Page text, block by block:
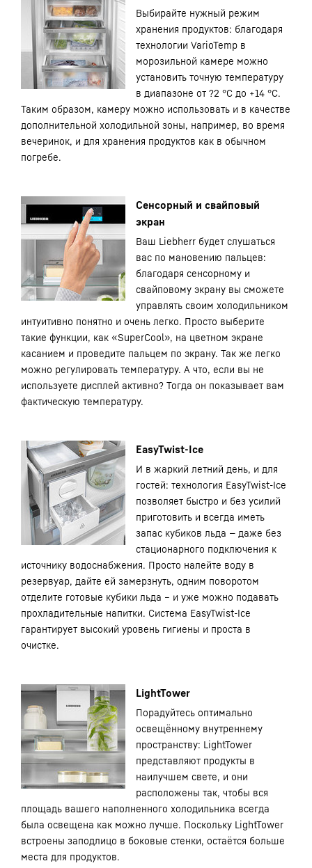
Выбирайте нужный режим
хранения продуктов: благодаря
технологии VarioTemp в
морозильной камере можно
установить точную температуру
в диапазоне от ?2 °C до +14 °C.
Таким образом, камеру можно использовать и в качестве
дополнительной холодильной зоны, например, во время
вечеринок, и для хранения продуктов как в обычном
погребе.
Сенсорный и свайповый
экран
Ваш Liebherr будет слушаться
вас по мановению пальцев:
благодаря сенсорному и
свайповому экрану вы сможете
управлять своим холодильником
интуитивно понятно и очень легко. Просто выберите
такие функции, как «SuperCool», на цветном экране
касанием и проведите пальцем по экрану. Так же легко
можно регулировать температуру. А что, если вы не
используете дисплей активно? Тогда он показывает вам
фактическую температуру.
EasyTwist-Ice
И в жаркий летний день, и для
гостей: технология EasyTwist-Ice
позволяет быстро и без усилий
приготовить и всегда иметь
запас кубиков льда — даже без
стационарного подключения к
источнику водоснабжения. Просто налейте воду в
резервуар, дайте ей замерзнуть, одним поворотом
отделите готовые кубики льда – и уже можно подавать
прохладительные напитки. Система EasyTwist-Ice
гарантирует высокий уровень гигиены и проста в
очистке.
LightTower
Порадуйтесь оптимально
освещённому внутреннему
пространству: LightTower
представляют продукты в
наилучшем свете, и они
расположены так, чтобы вся
площадь вашего наполненного холодильника всегда
была освещена как можно лучше. Поскольку LightTower
встроены заподлицо в боковые стенки, остаётся больше
места для продуктов.